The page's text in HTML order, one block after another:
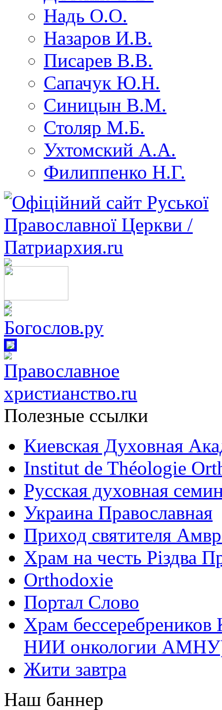
Надь О.О.
Назаров И.В.
Писарев В.В.
Сапачук Ю.Н.
Синицын В.М.
Столяр М.Б.
Ухтомский А.А.
Филиппенко Н.Г.
Полезные ссылки
Киевская Духовная
Institut de Théologie
Русская духовная
Украина Православная
Приход святителя
Храм на честь Різдва
Оrthodoxie
Портал Слово
Храм
НИИ онкологии
Жити завтра
Наш баннер